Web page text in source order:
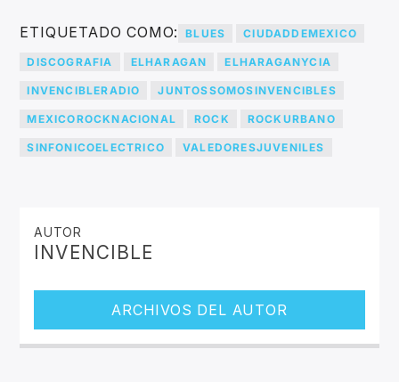
ETIQUETADO COMO: BLUES CIUDADDEMEXICO
DISCOGRAFIA ELHARAGAN ELHARAGANYCIA
INVENCIBLERADIO JUNTOSSOMOSINVENCIBLES
MEXICOROCKNACIONAL ROCK ROCKURBANO
SINFONICOELECTRICO VALEDORESJUVENILES
AUTOR
INVENCIBLE
ARCHIVOS DEL AUTOR